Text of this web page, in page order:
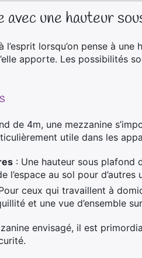
avec une hauteur
lorsqu’on pense à
apporte. Les possibilités
de 4m, une mezzanine
utile dans les
: Une hauteur sous plafond
l’espace au sol pour d’autres
ceux qui travaillent à
et une vue d’ensemble
envisagé, il est